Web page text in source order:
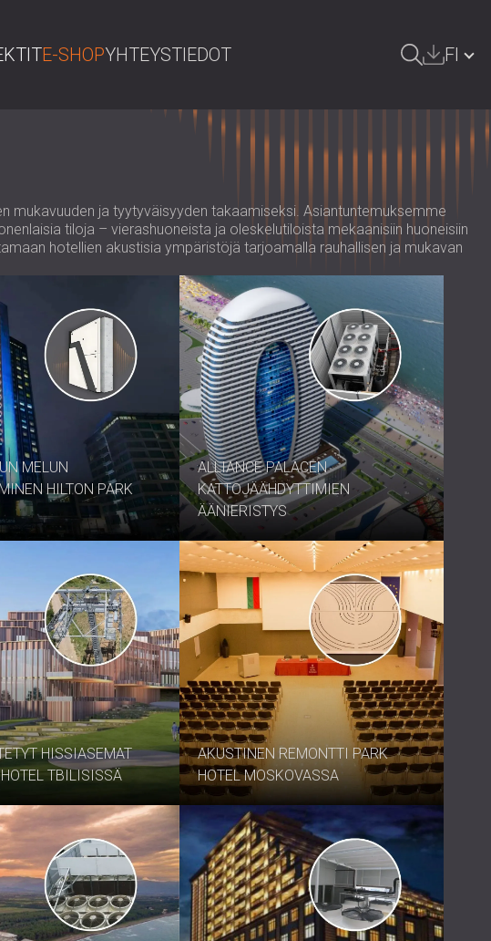
E-SHOPYHTEYSTIEDOT FI
ÖSTERREICH | AT
ROMÂNIA | RO
POLAND | PL
РОССИЯ | RU
USA | US
SOUTH AFRICA | ZA
mukavuuden ja tyytyväisyyden takaamiseksi. Asiantuntemuksemme
tiloja – vierashuoneista ja oleskelutiloista mekaanisiin huoneisiin
hotellien akustisia ympäristöjä tarjoamalla rauhallisen ja mukavan
MELUN
HILTON PARK
ALLIANCE PALACEN
KATTOJÄÄHDYTTIMIEN
ÄÄNIERISTYS
HISSIASEMAT
TBILISISSÄ
AKUSTINEN REMONTTI PARK
HOTEL MOSKOVASSA